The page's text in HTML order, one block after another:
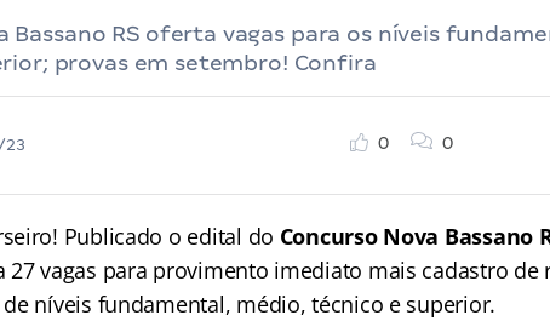
Bassano RS oferta vagas para os níveis
provas em setembro! Confira
23
0 0
Publicado o edital do Concurso Nova Bassano
27 vagas para provimento imediato mais cadastro de
níveis fundamental, médio, técnico e superior.